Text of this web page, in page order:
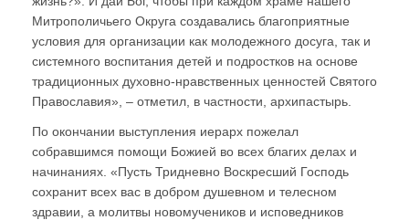
Митрополичьего Округа создавались благоприятные
условия для организации как молодежного досуга, так и
системного воспитания детей и подростков на основе
традиционных духовно-нравственных ценностей Святого
Православия», – отметил, в частности, архипастырь.
По окончании выступления иерарх пожелал
собравшимся помощи Божией во всех благих делах и
начинаниях. «Пусть Тридневно Воскресший Господь
сохранит всех вас в добром душевном и телесном
здравии, а молитвы новомучеников и исповедников